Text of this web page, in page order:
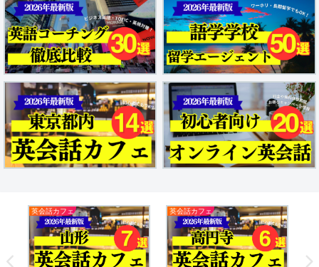
英会話カフェ 英会話カフェ